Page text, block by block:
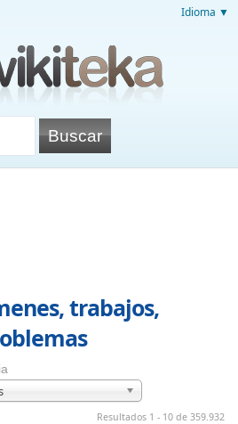
Idioma ▼
trabajos,
Resultados 1 - 10 de 359.932